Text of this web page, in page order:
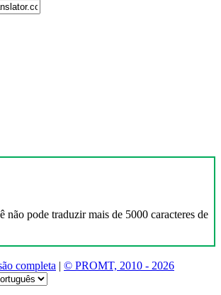
não pode traduzir mais de 5000 caracteres de
completa | © PROMT, 2010 - 2026